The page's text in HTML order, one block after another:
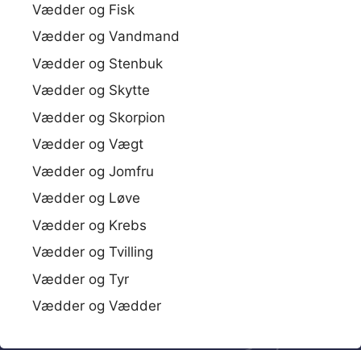
Vædder og Fisk
Vædder og Vandmand
Vædder og Stenbuk
Vædder og Skytte
Vædder og Skorpion
Vædder og Vægt
Vædder og Jomfru
Vædder og Løve
Vædder og Krebs
Vædder og Tvilling
Vædder og Tyr
Vædder og Vædder